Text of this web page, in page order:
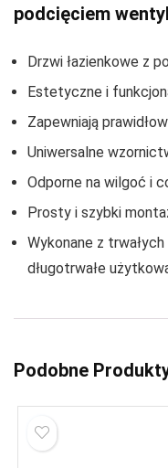
podcięciem
Drzwi łazienkowe z
Estetyczne i
Zapewniają
Uniwersalne
Odporne na wilgoć i
Prosty i szybki
Wykonane z
długotrwałe
Podobne